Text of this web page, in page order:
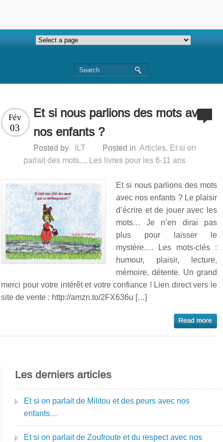
Et si nous parlions des mots avec
nos enfants ?
Fév
03
Posted by ILT Posted in Articles, Et si on
parlait des mots..., Les livres pour les 6-11 ans
Et si nous parlions des mots
avec nos enfants ? Le plaisir
d’écrire et de jouer avec les
mots… Je n’en dirai pas
plus pour laisser le
mystère…. Les mots-clés :
humour, plaisir, lecture,
mémoire, détente. Un grand
merci pour votre intérêt et votre confiance ! Lien direct vers le
site de vente : http://amzn.to/2FX636u […]
Les derniers articles
Et si on parlait de Militou et des peurs avec nos
enfants…
Et si on parlait de Zoufroute et du respect avec nos